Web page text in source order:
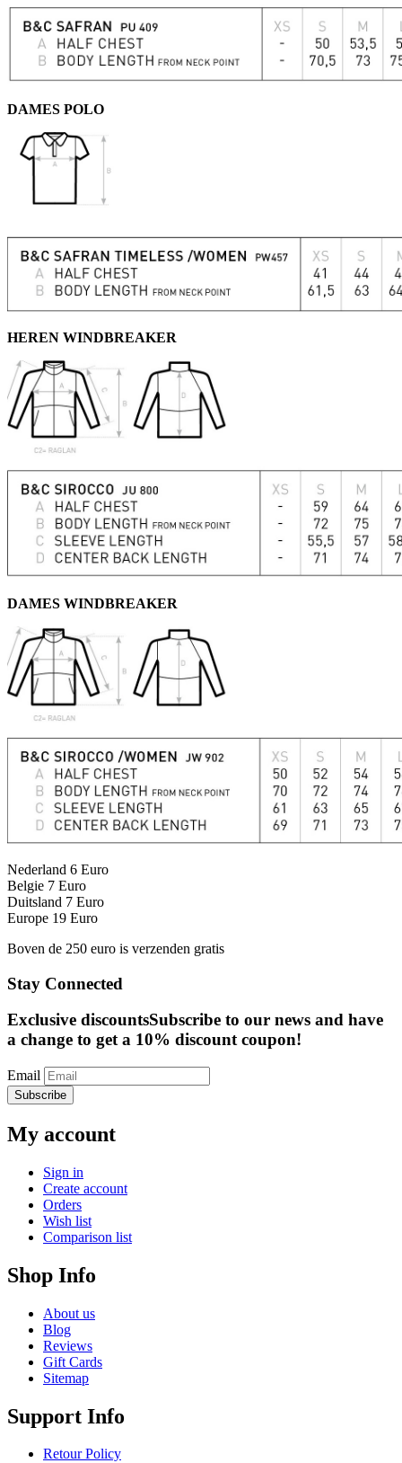
DAMES POLO
HEREN WINDBREAKER
DAMES WINDBREAKER
Nederland 6 Euro
Belgie 7 Euro
Duitsland 7 Euro
Europe 19 Euro
Boven de 250 euro is verzenden gratis
Stay Connected
Exclusive discountsSubscribe to our news and have
a change to get a 10% discount coupon!
Email
Subscribe
My account
Sign in
Create account
Orders
Wish list
Comparison list
Shop Info
About us
Blog
Reviews
Gift Cards
Sitemap
Support Info
Retour Policy